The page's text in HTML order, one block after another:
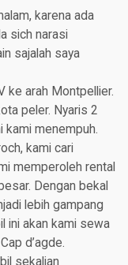
karena ada
sich narasi
sajalah saya
ke arah Montpellier.
peler. Nyaris 2
kami menempuh.
kami cari
memperoleh rental
Dengan bekal
lebih gampang
ini akan kami sewa
d’agde.
sekalian